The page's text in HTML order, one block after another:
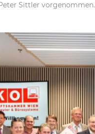
Sittler vorgenommen.